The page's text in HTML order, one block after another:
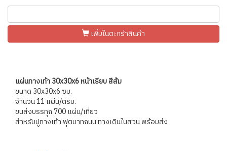
เพิ่มในตะกร้าสินค้า
แผ่นทางเท้า 30x30x6 หน้าเรียบ สีส้ม
ขนาด 30x30x6 ซม.
จำนวน 11 แผ่น/ตรม.
ขนส่งบรรทุก 700 แผ่น/เที่ยว
สำหรับปูทางเท้า ฟุตบาทถนน ทางเดินในสวน พร้อมส่ง